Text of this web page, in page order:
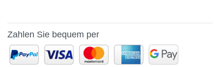
Zahlen Sie bequem per